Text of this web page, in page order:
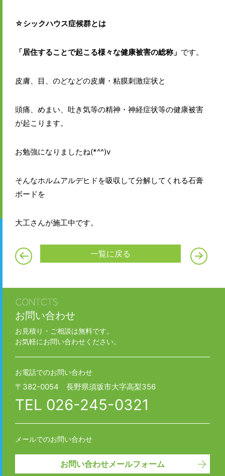
☆シックハウス症候群とは
「居住することで起こる様々な健康被害の総称」 です。
皮膚、目、のどなどの皮膚・粘膜刺激症状と
頭痛、めまい、吐き気等の精神・神経症状等の健康被害
が起こります。
お勉強になりましたね(*^^)v
そんなホルムアルデヒドを吸収して分解してくれる石膏
ボードを
大工さんが施工中です。
一覧に戻る
お問い合わせ
お見積り・ご相談は無料です。
お気軽にお問い合わせください。
お電話でのお問い合わせ
〒382-0054 長野県須坂市大字高梨356
TEL 026-245-0321
メールでのお問い合わせ
お問い合わせメールフォーム